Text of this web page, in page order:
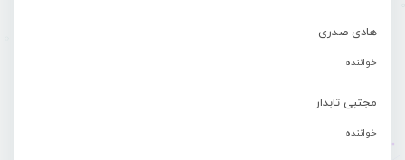
هادی صدری
خواننده
مجتبی تابدار
خواننده